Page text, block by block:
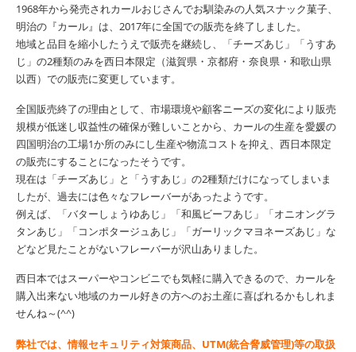
1968年から発売されカールおじさんでお馴染みの人気スナック菓子、
明治の『カール』は、2017年に全国での販売を終了しました。
地域と品目を縮小したうえで販売を継続し、「チーズあじ」「うすあ
じ」の2種類のみを西日本限定（滋賀県・京都府・奈良県・和歌山県
以西）での販売に変更しています。
全国販売終了の理由として、市場環境や顧客ニーズの変化により販売
規模が低迷し収益性の確保が難しいことから、カールの生産を愛媛の
四国明治の工場1か所のみにし生産や物流コストを抑え、西日本限定
の販売にすることになったそうです。
現在は「チーズあじ」と「うすあじ」の2種類だけになってしまいま
したが、過去には色々なフレーバーがあったようです。
例えば、「バターしょうゆあじ」「和風ビーフあじ」「オニオングラ
タンあじ」「コンポタージュあじ」「ガーリックマヨネーズあじ」な
どなど見たことがないフレーバーが沢山ありました。
西日本ではスーパーやコンビニでも気軽に購入できるので、カールを
購入出来ない地域のカール好きの方へのお土産に喜ばれるかもしれま
せんね～(^^)
弊社では、情報セキュリティ対策商品、UTM(統合脅威管理)等の取扱